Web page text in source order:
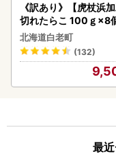
《訳あり》【虎杖浜加
切れたらこ 100ｇ×8
0g AK081
北海道白老町
(132)
最